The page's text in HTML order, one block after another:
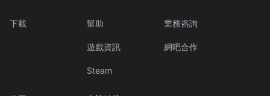
下載 幫助
遊戲資訊
Steam
業務咨詢
網吧合作